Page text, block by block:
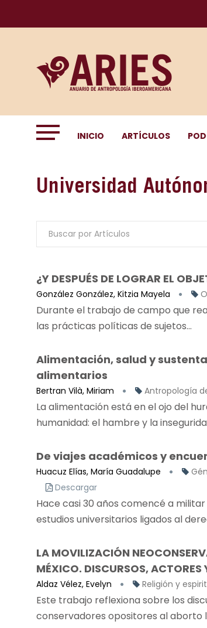
INICIO ARTÍCULOS
Universidad
¿Y DESPUÉS DE LOGRAR EL
González González, Kitzia Mayela
Durante el trabajo de campo que
las prácticas políticas de sujetos...
Alimentación, salud y
alimentarios
Bertran Vilà, Miriam Antropología
La alimentación está en el ojo del
humanidad: el hambre y la
De viajes académicos y
Huacuz Elías, María Guadalupe
Descargar
Hace casi 30 años comencé a
estudios universitarios ligados al
LA MOVILIZACIÓN
MÉXICO. DISCURSOS, ACTORES
Aldaz Vélez, Evelyn Religión y
Este trabajo reflexiona sobre los
conservadores opositores al aborto